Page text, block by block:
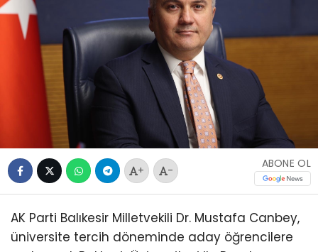
+ -
ABONE OL
AK Parti Balıkesir Milletvekili Dr. Mustafa Canbey,
üniversite tercih döneminde aday öğrencilere